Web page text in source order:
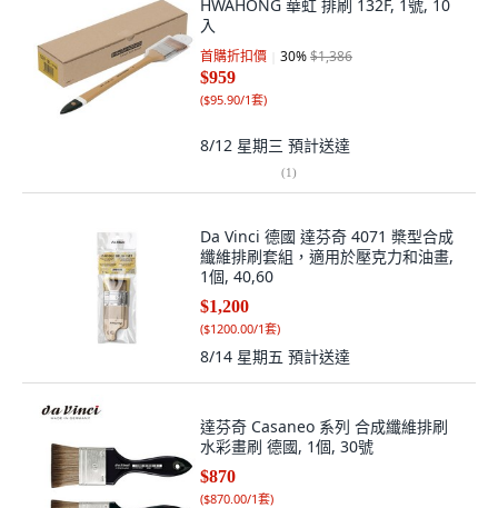
HWAHONG 華虹 排刷 132F, 1號, 10
入
首購折扣價 30%$1,386
$959
($95.90/1套)
8/12 星期三 預計送達
(1)
Da Vinci 德國 達芬奇 4071 槳型合成
纖維排刷套組，適用於壓克力和油畫,
1個, 40,60
$1,200
($1200.00/1套)
8/14 星期五 預計送達
達芬奇 Casaneo 系列 合成纖維排刷
水彩畫刷 德國, 1個, 30號
$870
($870.00/1套)